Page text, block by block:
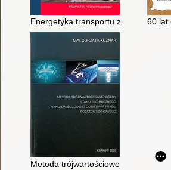
Energetyka transportu 60 lat
Metoda trójwartościowej oceny